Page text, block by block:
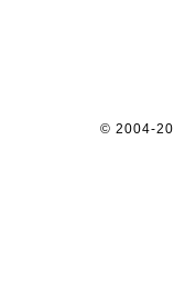
© 2004-